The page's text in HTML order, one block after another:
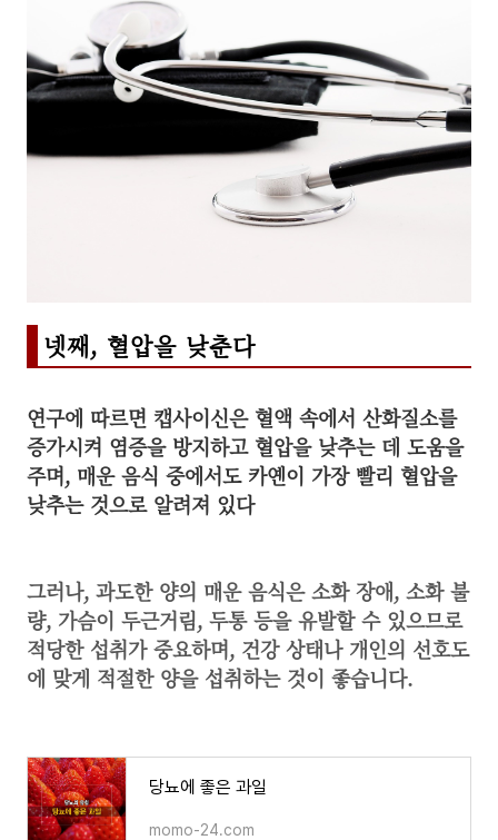
넷째, 혈압을 낮춘다
연구에 따르면 캡사이신은 혈액 속에서 산화질소를
증가시켜 염증을 방지하고 혈압을 낮추는 데 도움을
주며, 매운 음식 중에서도 카옌이 가장 빨리 혈압을
낮추는 것으로 알려져 있다
그러나, 과도한 양의 매운 음식은 소화 장애, 소화 불
량, 가슴이 두근거림, 두통 등을 유발할 수 있으므로
적당한 섭취가 중요하며, 건강 상태나 개인의 선호도
에 맞게 적절한 양을 섭취하는 것이 좋습니다.
당뇨에 좋은 과일
momo-24.com